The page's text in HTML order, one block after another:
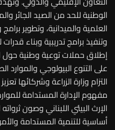
الوطنية للحد من الصيد الجائر
العلمية والميدانية، وتطوير
وتنفيذ برامج تدريبية وبناء
إطلاق حملات توعية وطنية
على التنوع البيولوجي
التزام وزارة الزراعة وشركائها
مفهوم الإدارة المستدامة
الإرث البيئي اللبناني وصون ثرواته
أساسية للتنمية المستدامة